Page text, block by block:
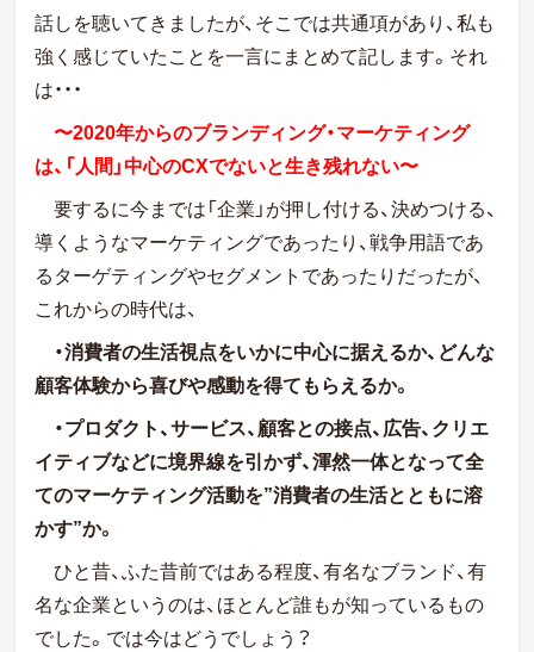
話しを聴いてきましたが、そこでは共通項があり、私も
強く感じていたことを一言にまとめて記します。それ
は・・・
〜2020年からのブランディング・マーケティング
は、「人間」中心のCXでないと生き残れない〜
要するに今までは「企業」が押し付ける、決めつける、
導くようなマーケティングであったり、戦争用語であ
るターゲティングやセグメントであったりだったが、
これからの時代は、
・消費者の生活視点をいかに中心に据えるか、どんな
顧客体験から喜びや感動を得てもらえるか。
・プロダクト、サービス、顧客との接点、広告、クリエ
イティブなどに境界線を引かず、渾然一体となって全
てのマーケティング活動を”消費者の生活とともに溶
かす”か。
ひと昔、ふた昔前ではある程度、有名なブランド、有
名な企業というのは、ほとんど誰もが知っているもの
でした。では今はどうでしょう？